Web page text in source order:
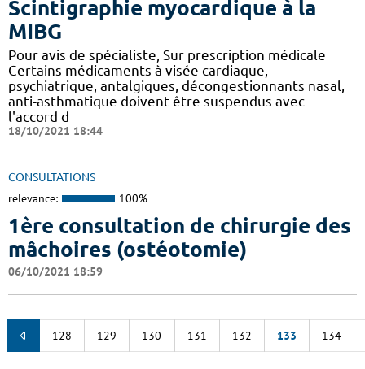
Scintigraphie myocardique à la
MIBG
Pour avis de spécialiste, Sur prescription médicale
Certains médicaments à visée cardiaque,
psychiatrique, antalgiques, décongestionnants nasal,
anti-asthmatique doivent être suspendus avec
l'accord d
18/10/2021 18:44
CONSULTATIONS
relevance: 100%
1ère consultation de chirurgie des
mâchoires (ostéotomie)
06/10/2021 18:59
128 129 130 131 132 133 134